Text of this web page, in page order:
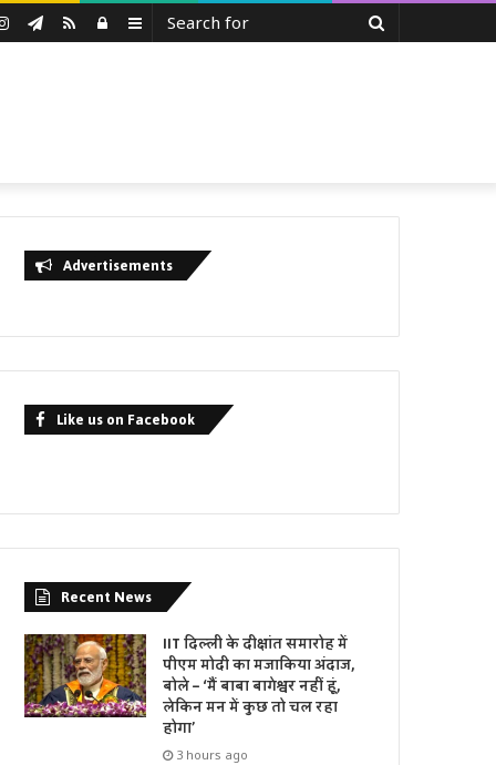
Sidebar
Log
RSS
Telegram
Instagram
Advertisements
Like us on Facebook
Recent News
IIT दिल्ली के दीक्षांत समारोह में
पीएम मोदी का मजाकिया अंदाज,
बोले – ‘मैं बाबा बागेश्वर नहीं हूं,
लेकिन मन में कुछ तो चल रहा
होगा’
3 hours ago